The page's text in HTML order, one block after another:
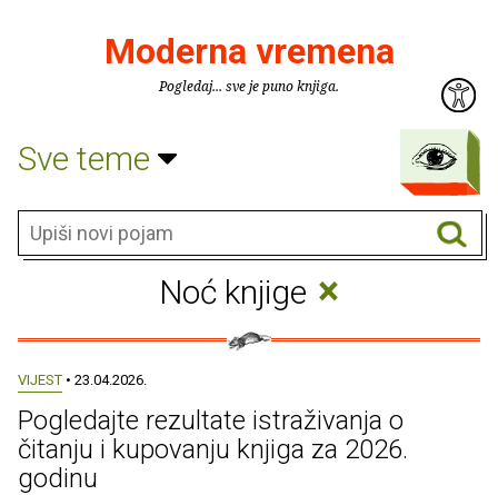
Moderna vremena
Pogledaj... sve je puno knjiga.
Sve teme
Noć knjige ×
VIJEST • 23.04.2026.
Pogledajte rezultate istraživanja o
čitanju i kupovanju knjiga za 2026.
godinu